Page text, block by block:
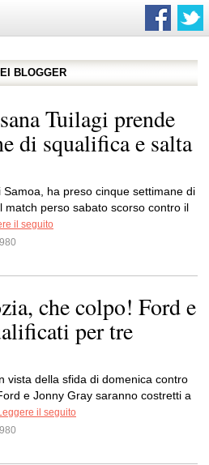
BLOGGER
Tuilagi prende
di squalifica e salta
ha preso cinque settimane di
match perso sabato scorso contro il
il seguito
che colpo! Ford e
per tre
vista della sfida di domenica contro
e Jonny Gray saranno costretti a
il seguito